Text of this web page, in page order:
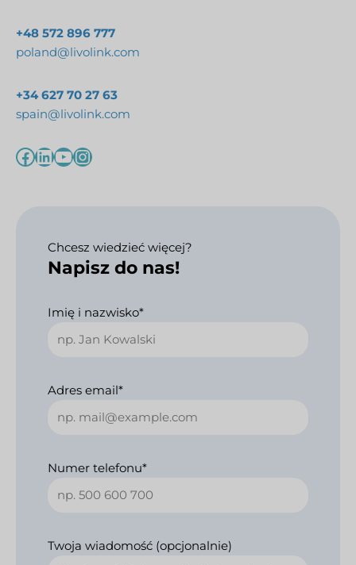
+48 572 896 777
poland@livolink.com
+34 627 70 27 63
spain@livolink.com
Chcesz wiedzieć więcej?
Napisz do nas!
Imię i nazwisko*
Adres email*
Numer telefonu*
Twoja wiadomość (opcjonalnie)